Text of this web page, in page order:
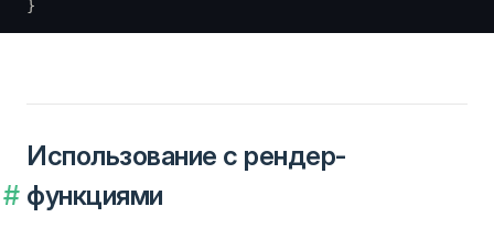
}
Использование с рендер-
функциями